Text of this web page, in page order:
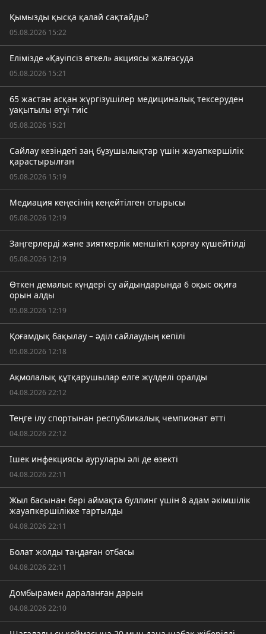
Қымызды қысқа қалай сақтайды?
05.08.2026 15:22
Елімізде «Қауіпсіз өткел» акциясы жалғасуда
05.08.2026 15:21
65 жастан асқан жүргізушілер медициналық тексеруден
уақытылы өтуі тиіс
05.08.2026 15:21
Сайлау кезіндегі заң бұзушылықтар үшін жауапкершілік
қарастырылған
05.08.2026 15:19
Медиация кеңесінің кеңейтілген отырысы
05.08.2026 12:19
Заңгерлерді және зияткерлік меншікті қорғау күшейтілді
05.08.2026 12:19
Өткен демалыс күндері су айдындарында 6 оқыс оқиға
орын алды
05.08.2026 12:19
Қоғамдық бақылау – әділ сайлаудың кепілі
05.08.2026 12:18
Ақмолалық құтқарушылар елге жүлделі оралды
04.08.2026 22:12
Теңге ілу спортынан республикалық чемпионат өтті
04.08.2026 22:12
Ішек инфекциясы аурулары әлі де өзекті
04.08.2026 22:11
Жыл басынан бері аймақта буллинг үшін 8 адам әкімшілік
жауапкершілікке тартылды
04.08.2026 22:11
Болат жолды таңдаған отбасы
04.08.2026 22:11
Домбырамен дараланған дарын
04.08.2026 22:10